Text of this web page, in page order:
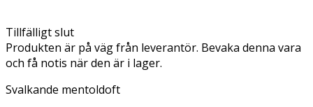
Tillfälligt slut
Produkten är på väg från leverantör. Bevaka denna vara
och få notis när den är i lager.
Svalkande mentoldoft